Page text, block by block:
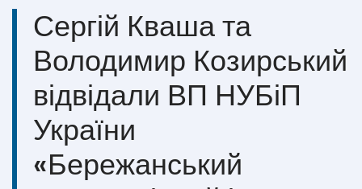
Сергій Кваша та
Володимир Козирський
відвідали ВП НУБіП
України
«Бережанський